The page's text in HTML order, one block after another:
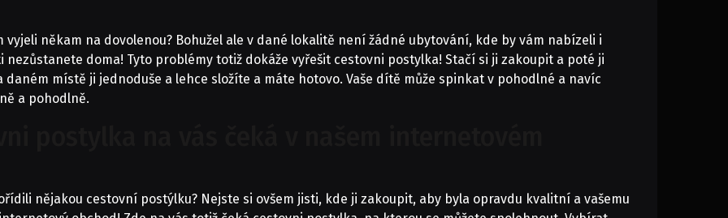
někam na dovolenou? Bohužel ale v dané lokalitě není žádné ubytování, kde by vám nabízeli i
doma! Tyto problémy totiž dokáže vyřešit cestovni postylka! Stačí si ji zakoupit a poté ji
místě ji jednoduše a lehce složíte a máte hotovo. Vaše dítě může spinkat v pohodlné a navíc
a pohodlně.
nějakou cestovní postýlku? Nejste si ovšem jisti, kde ji zakoupit, aby byla opravdu kvalitní a vašemu